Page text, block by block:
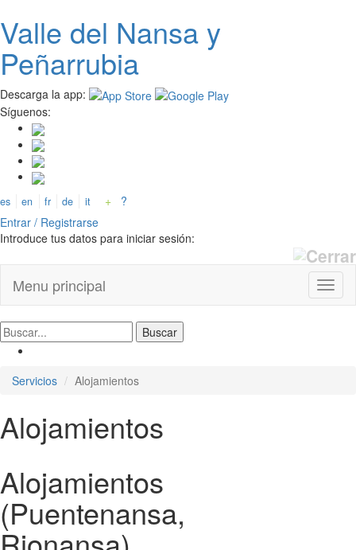
Pasar
al
contenido
principal
Valle del Nansay
Peñarrubia
Descarga la app:
Síguenos:
es en fr de it +
?
Entrar / Registrarse
Introduce tus datos para iniciar sesión:
Menu principal
Servicios Alojamientos
Alojamientos
Alojamientos
(Puentenansa,